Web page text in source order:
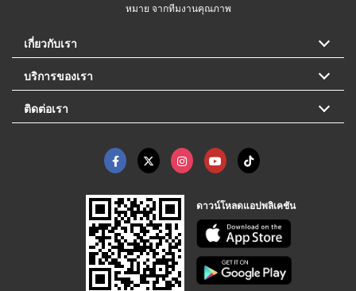
หมาย จากทีมงานคุณภาพ
เกี่ยวกับเรา
บริการของเรา
ติดต่อเรา
ดาวน์โหลดแอปพลิเคชัน